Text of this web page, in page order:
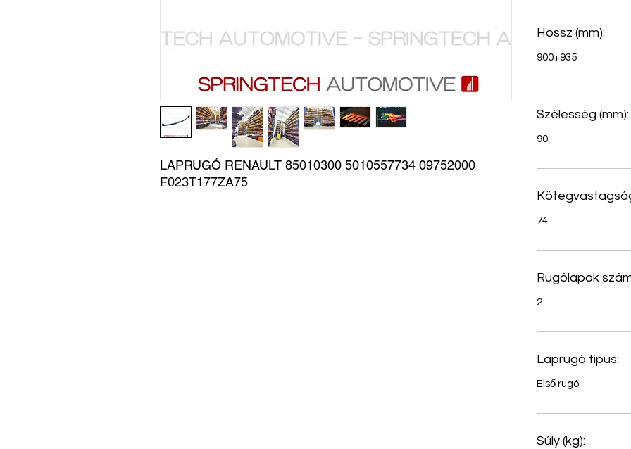
LAPRUGÓ RENAULT 85010300 5010557734 09752000
F023T177ZA75
Hossz (mm):
900+935
Szélesség (mm):
90
74
Rugólapok
2
Laprugó típus:
Első rugó
Súly (kg):